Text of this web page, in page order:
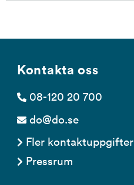
Kontakta oss
08-120 20 700
do@do.se
Fler kontaktuppgifter
Pressrum